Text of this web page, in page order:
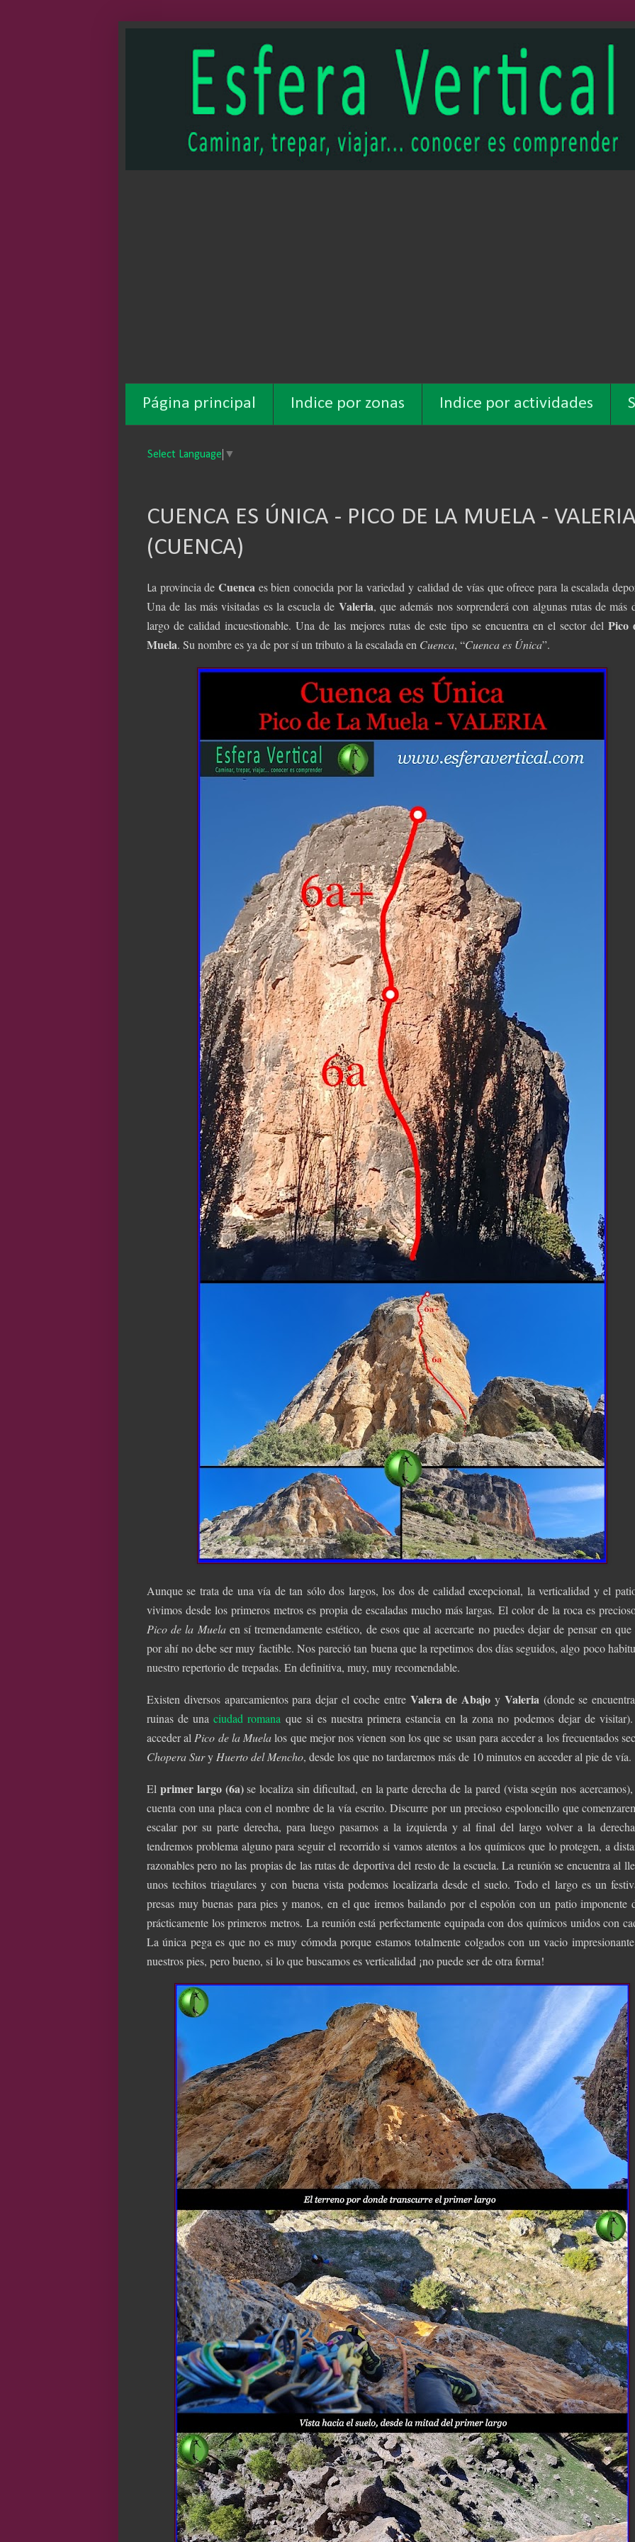
Página principal Indice por zonas Indice por actividades
Select Language ▼
CUENCA ES ÚNICA - PICO DE LA MUELA - VALERIA
(CUENCA)
La provincia deCuenca es bien conocida por la variedad y calidad de vías que ofrece para la escalada
Una de las más visitadas es la escuela de Valeria, que además nos sorprenderá con algunas rutas de más
largo de calidad incuestionable. Una de las mejores rutas de este tipo se encuentra en el sector del Pico
Muela. Su nombre es ya de por sí un tributo a la escalada en Cuenca, “Cuenca es Única”.
Aunque se trata de una vía de tan sólo dos largos, los dos de calidad excepcional, la verticalidad y el
vivimos desde los primeros metros es propia de escaladas mucho más largas. El color de la roca es
Pico de la Muelaen sí tremendamente estético, de esos que al acercarte no puedes dejar de pensar en
por ahí no debe ser muy factible. Nos pareció tan buena que la repetimos dos días seguidos, algo poco
nuestro repertorio de trepadas. En definitiva, muy, muy recomendable.
Existen diversos aparcamientos para dejar el coche entre Valera de Abajo y Valeria (donde se
ruinas de unaciudad romana que si es nuestra primera estancia en la zona no podemos dejar de visitar).
acceder al Pico de la Muelalos que mejor nos vienen son los que se usan para acceder a los frecuentados
Chopera Sury Huerto del Mencho, desde los que no tardaremos más de 10 minutos en acceder al pie de vía.
El primer largo (6a)se localiza sin dificultad, en la parte derecha de la pared (vista según nos acercamos),
cuenta con una placa con el nombre de la vía escrito. Discurre por un precioso espoloncillo que
escalar por su parte derecha, para luego pasarnos a la izquierda y al final del largo volver a la
tendremos problema alguno para seguir el recorrido si vamos atentos a los químicos que lo protegen, a
razonables pero no las propias de las rutas de deportiva del resto de la escuela. La reunión se encuentra al
unos techitos triagulares y con buena vista podemos localizarla desde el suelo. Todo el largo es un
presas muy buenas para pies y manos, en el que iremos bailando por el espolón con un patio imponente
prácticamente los primeros metros. La reunión está perfectamente equipada con dos químicos unidos con
La única pega es que no es muy cómoda porque estamos totalmente colgados con un vacio
nuestros pies, pero bueno, si lo que buscamos es verticalidad ¡no puede ser de otra forma!